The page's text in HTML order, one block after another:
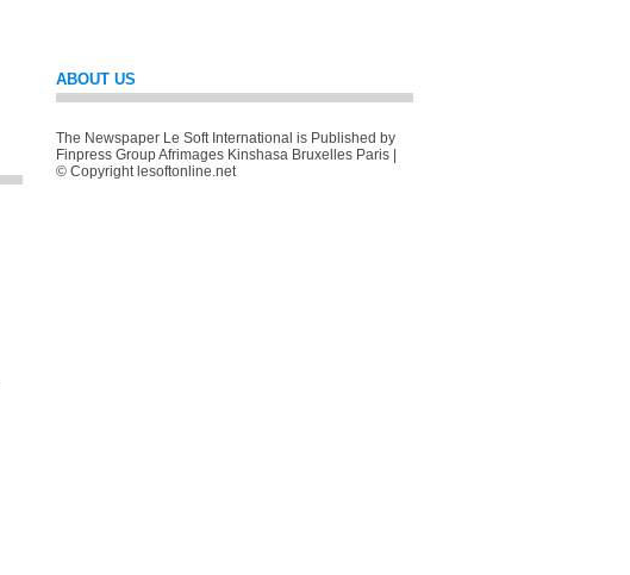
ABOUT US
The Newspaper Le Soft International is Published by
Finpress Group Afrimages Kinshasa Bruxelles Paris |
© Copyright lesoftonline.net